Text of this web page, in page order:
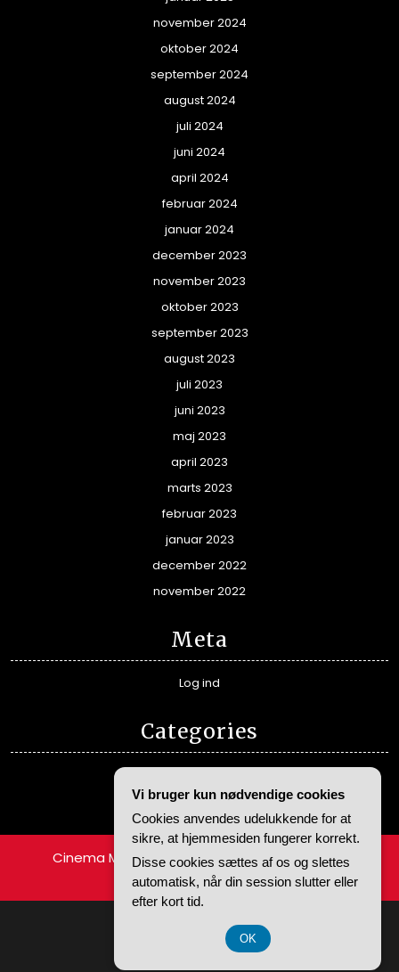
november 2024
oktober 2024
september 2024
august 2024
juli 2024
juni 2024
april 2024
februar 2024
januar 2024
december 2023
november 2023
oktober 2023
september 2023
august 2023
juli 2023
juni 2023
maj 2023
april 2023
marts 2023
februar 2023
januar 2023
december 2022
november 2022
Meta
Log ind
Categories
Fremhævede film
Cinema Movie Director WordPress ThemeBy
Themespride
CVR-Nummer 37 40 77 39
Vi bruger kun nødvendige cookies
Cookies anvendes udelukkende for at
sikre, at hjemmesiden fungerer korrekt.
Disse cookies sættes af os og slettes
automatisk, når din session slutter eller
efter kort tid.
OK